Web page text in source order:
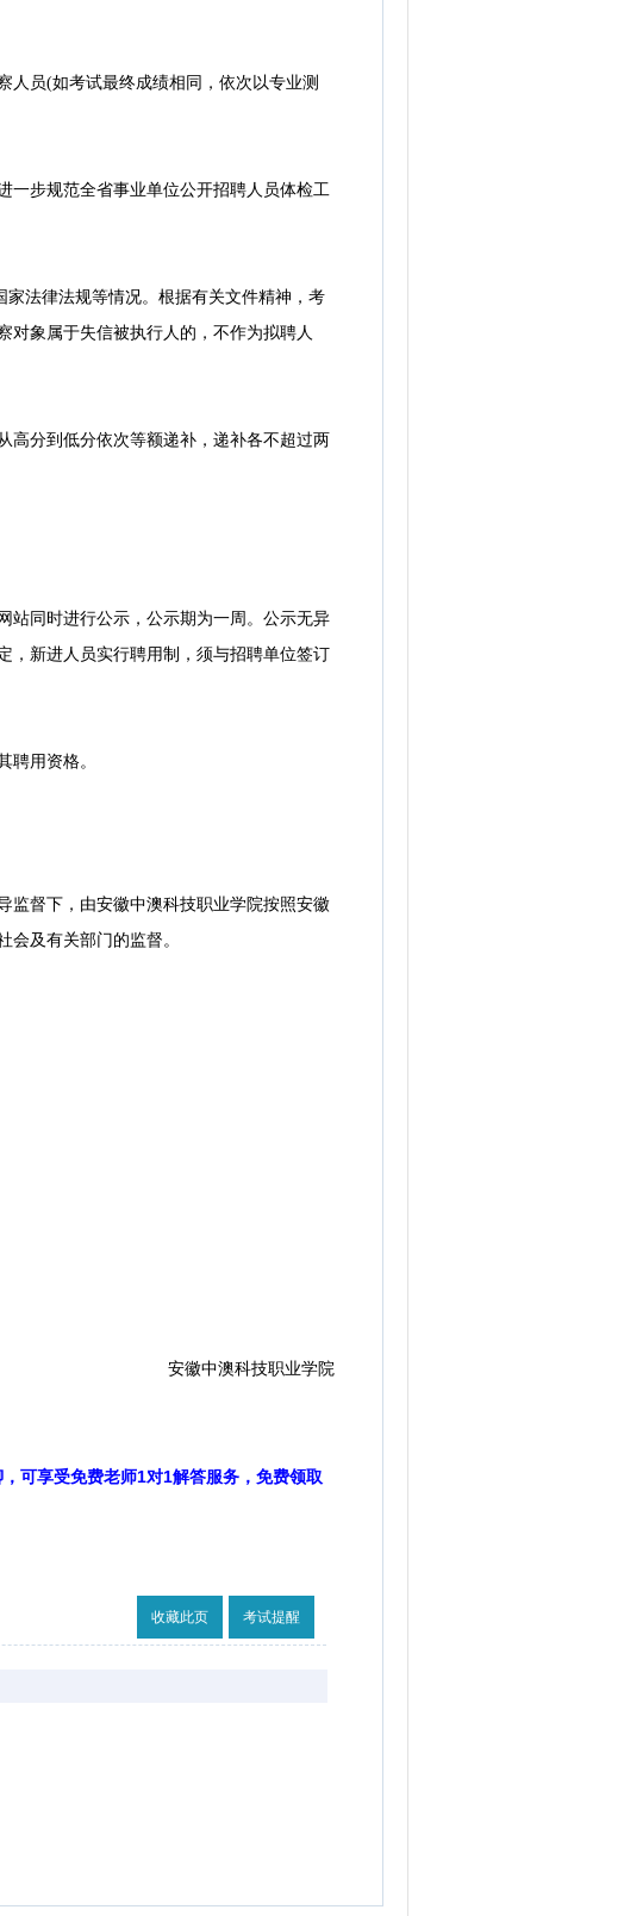
员(如考试最终成绩相同，依次以专业测
步规范全省事业单位公开招聘人员体检工
法律法规等情况。根据有关文件精神，考
对象属于失信被执行人的，不作为拟聘人
分到低分依次等额递补，递补各不超过两
同时进行公示，公示期为一周。公示无异
，新进人员实行聘用制，须与招聘单位签订
用资格。
督下，由安徽中澳科技职业学院按照安徽
及有关部门的监督。
安徽中澳科技职业学院
，可享受免费老师1对1解答服务，免费领取
收藏此页 考试提醒